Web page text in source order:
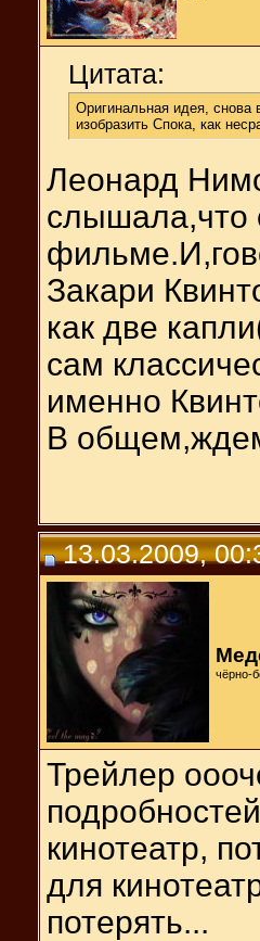
Цитата:
Оригинальная идея,
изобразить Спока, как
Леонард
слышала,что
Закари
как две
сам
именно
В
13.03.2009,
чёрно-
Трейлер
кинотеатр,
для
потерять...